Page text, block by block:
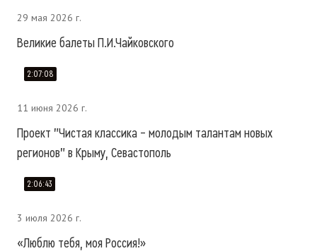
29 мая 2026 г.
Великие балеты П.И.Чайковского
2:07:08
11 июня 2026 г.
Проект "Чистая классика – молодым талантам новых
регионов" в Крыму, Севастополь
2:06:43
3 июля 2026 г.
«Люблю тебя, моя Россия!»